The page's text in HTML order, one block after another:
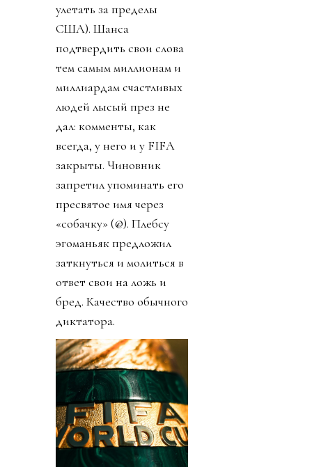
улетать за пределы
США). Шанса
подтвердить свои слова
тем самым миллионам и
миллиардам счастливых
людей лысый през не
дал: комменты, как
всегда, у него и у FIFA
закрыты. Чиновник
запретил упоминать его
пресвятое имя через
«собачку» (@). Плебсу
эгоманьяк предложил
заткнуться и молиться в
ответ свои на ложь и
бред. Качество обычного
диктатора.